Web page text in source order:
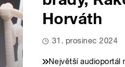
Horváth
31. prosinec 2024
Největší audioportál